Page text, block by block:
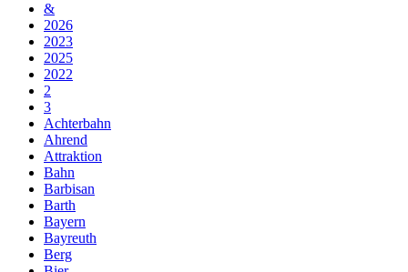
&
2026
2023
2025
2022
2
3
Achterbahn
Ahrend
Attraktion
Bahn
Barbisan
Barth
Bayern
Bayreuth
Berg